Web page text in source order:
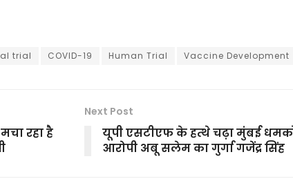
trial COVID-19 Human Trial Vaccine Development
रहा है
Next Post
यूपी एसटीएफ के हत्थे चढ़ा मुंबई
आरोपी अबू सलेम का गुर्गा गजेंद्र सिंह